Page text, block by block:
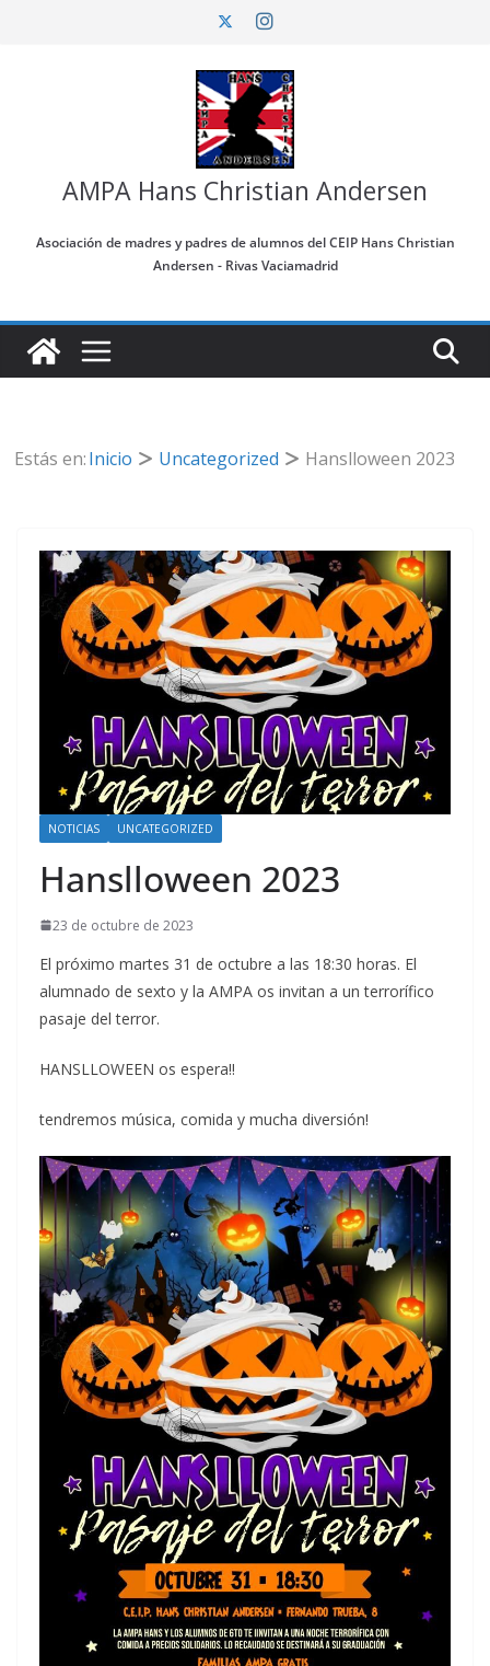
AMPA Hans Christian Andersen
Asociación de madres y padres de alumnos del CEIP Hans Christian
Andersen - Rivas Vaciamadrid
Estás en:Inicio Uncategorized Hanslloween 2023
NOTICIAS UNCATEGORIZED
Hanslloween 2023
23 de octubre de 2023
El próximo martes 31 de octubre a las 18:30 horas. El
alumnado de sexto y la AMPA os invitan a un terrorífico
pasaje del terror.
HANSLLOWEEN os espera!!
tendremos música, comida y mucha diversión!